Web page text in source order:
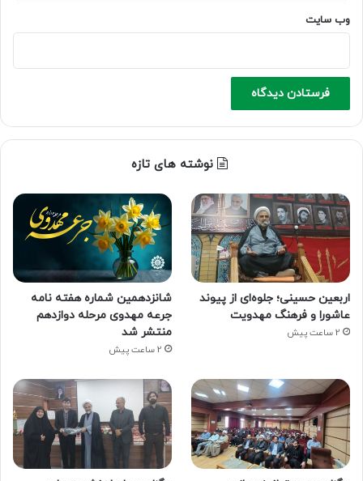
وب‌ سایت
نوشته های تازه
اربعین حسینی؛ جلوه‌ای از پیوند
عاشورا و فرهنگ مهدویت
2 ساعت پیش
شانزدهمین شماره هفته‌ نامه
جرعه مهدوی مرحله دوازدهم
منتشر شد
2 ساعت پیش